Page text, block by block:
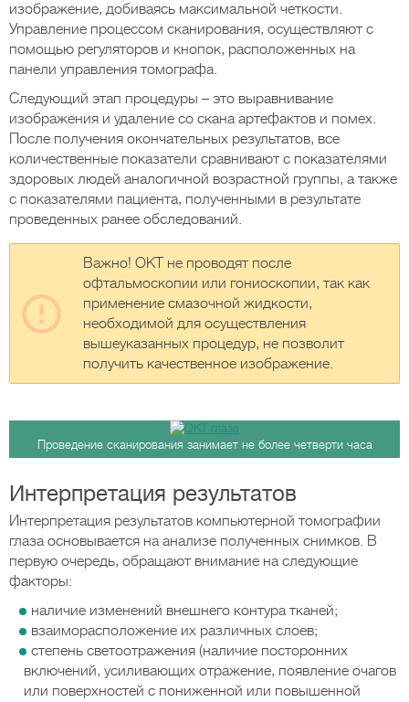
изображение, добиваясь максимальной четкости.
Управление процессом сканирования, осуществляют с
помощью регуляторов и кнопок, расположенных на
панели управления томографа.
Следующий этап процедуры – это выравнивание
изображения и удаление со скана артефактов и помех.
После получения окончательных результатов, все
количественные показатели сравнивают с показателями
здоровых людей аналогичной возрастной группы, а также
с показателями пациента, полученными в результате
проведенных ранее обследований.
Важно! ОКТ не проводят после
офтальмоскопии или гониоскопии, так как
применение смазочной жидкости,
необходимой для осуществления
вышеуказанных процедур, не позволит
получить качественное изображение.
Проведение сканирования занимает не более четверти часа
Интерпретация результатов
Интерпретация результатов компьютерной томографии
глаза основывается на анализе полученных снимков. В
первую очередь, обращают внимание на следующие
факторы:
наличие изменений внешнего контура тканей;
взаиморасположение их различных слоев;
степень светоотражения (наличие посторонних
включений, усиливающих отражение, появление очагов
или поверхностей с пониженной или повышенной